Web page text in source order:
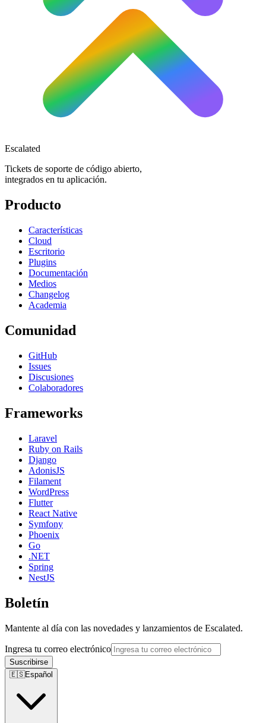
Escalated
Tickets de soporte de código abierto,
integrados en tu aplicación.
Producto
Características
Cloud
Escritorio
Plugins
Documentación
Medios
Changelog
Academia
Comunidad
GitHub
Issues
Discusiones
Colaboradores
Frameworks
Laravel
Ruby on Rails
Django
AdonisJS
Filament
WordPress
Flutter
React Native
Symfony
Phoenix
Go
.NET
Spring
NestJS
Boletín
Mantente al día con las novedades y lanzamientos de Escalated.
Ingresa tu correo electrónico
Suscribirse
🇪🇸Español